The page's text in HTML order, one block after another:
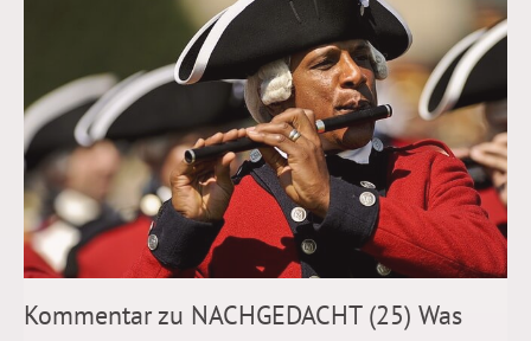
Kommentar zu NACHGEDACHT (25) Was